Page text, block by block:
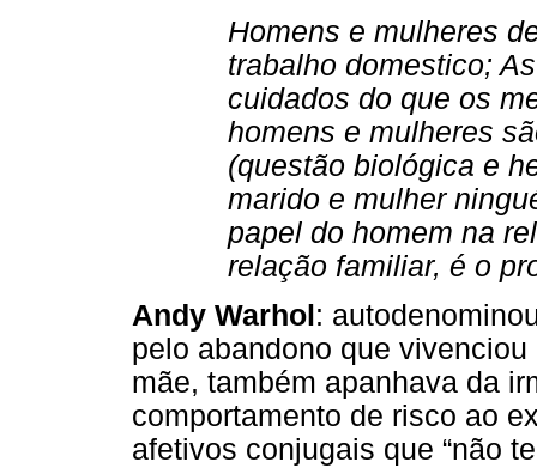
Homens e mulheres
trabalho domestico;
cuidados do que os
homens e mulheres
(questão biológica e
marido e mulher
papel do homem na
relação familiar, é o
Andy Warhol :
pelo abandono que
mãe, também apanhava da
comportamento de risco ao
afetivos conjugais que “não